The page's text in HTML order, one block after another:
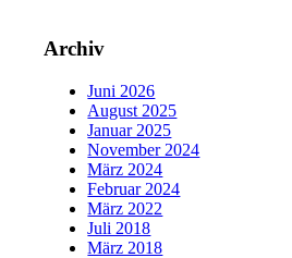
Archiv
Juni 2026
August 2025
Januar 2025
November 2024
März 2024
Februar 2024
März 2022
Juli 2018
März 2018